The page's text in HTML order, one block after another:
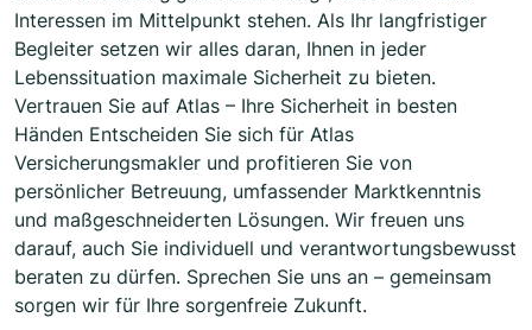
Interessen im Mittelpunkt stehen. Als Ihr langfristiger
Begleiter setzen wir alles daran, Ihnen in jeder
Lebenssituation maximale Sicherheit zu bieten.
Vertrauen Sie auf Atlas – Ihre Sicherheit in besten
Händen Entscheiden Sie sich für Atlas
Versicherungsmakler und profitieren Sie von
persönlicher Betreuung, umfassender Marktkenntnis
und maßgeschneiderten Lösungen. Wir freuen uns
darauf, auch Sie individuell und verantwortungsbewusst
beraten zu dürfen. Sprechen Sie uns an – gemeinsam
sorgen wir für Ihre sorgenfreie Zukunft.